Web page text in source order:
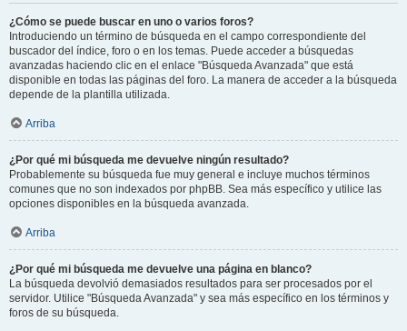
¿Cómo se puede buscar en uno o varios foros?
Introduciendo un término de búsqueda en el campo correspondiente del
buscador del índice, foro o en los temas. Puede acceder a búsquedas
avanzadas haciendo clic en el enlace "Búsqueda Avanzada" que está
disponible en todas las páginas del foro. La manera de acceder a la búsqueda
depende de la plantilla utilizada.
Arriba
¿Por qué mi búsqueda me devuelve ningún resultado?
Probablemente su búsqueda fue muy general e incluye muchos términos
comunes que no son indexados por phpBB. Sea más específico y utilice las
opciones disponibles en la búsqueda avanzada.
Arriba
¿Por qué mi búsqueda me devuelve una página en blanco?
La búsqueda devolvió demasiados resultados para ser procesados por el
servidor. Utilice "Búsqueda Avanzada" y sea más específico en los términos y
foros de su búsqueda.